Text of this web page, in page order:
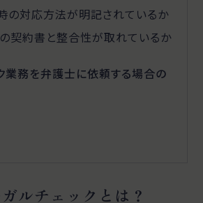
の対応方法が明記されているか
契約書と整合性が取れているか
業務を弁護士に依頼する場合の
ルチェックとは？